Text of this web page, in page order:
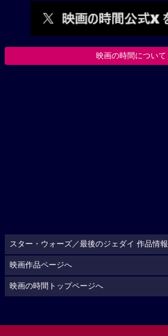
映画の時間について
スター・ウォーズ／最後のジェダイ 作品情報
映画作品ページへ
映画の時間トップページへ